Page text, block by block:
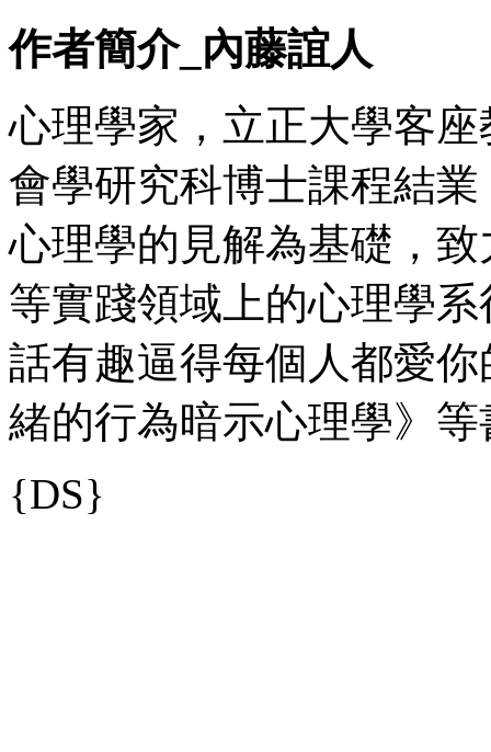
作者簡介_內藤誼人
心理學家，立正大學客
會學研究科博士課程結
心理學的見解為基礎，
等實踐領域上的心理學
話有趣逼得每個人都愛
緒的行為暗示心理學》等
{DS}